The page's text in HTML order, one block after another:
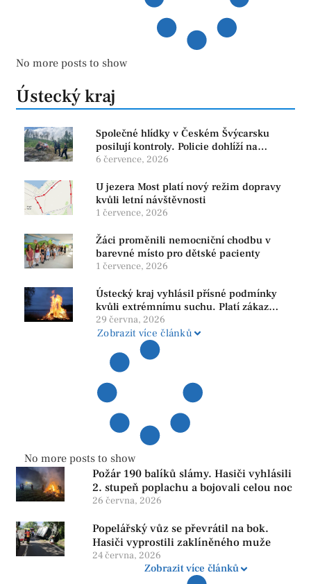
No more posts to show
Ústecký kraj
Společné hlídky v Českém Švýcarsku
posilují kontroly. Policie dohlíží na
bezpečnost i ochranu přírody
6 července, 2026
U jezera Most platí nový režim dopravy
kvůli letní návštěvnosti
1 července, 2026
Žáci proměnili nemocniční chodbu v
barevné místo pro dětské pacienty
1 července, 2026
Ústecký kraj vyhlásil přísné podmínky
kvůli extrémnímu suchu. Platí zákaz
ohňů i pyrotechniky
29 června, 2026
Zobrazit více článků
No more posts to show
Požár 190 balíků slámy. Hasiči vyhlásili
2. stupeň poplachu a bojovali celou noc
26 června, 2026
Popelářský vůz se převrátil na bok.
Hasiči vyprostili zaklíněného muže
24 června, 2026
Zobrazit více článků